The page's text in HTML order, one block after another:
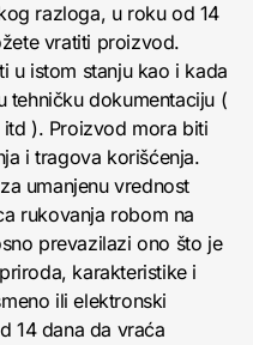
razloga, u roku od 14
vratiti proizvod.
u istom stanju kao i kada
tehničku dokumentaciju (
). Proizvod mora biti
i tragova korišćenja.
umanjenu vrednost
rukovanja robom na
prevazilazi ono što je
karakteristike i
ili elektronski
14 dana da vraća